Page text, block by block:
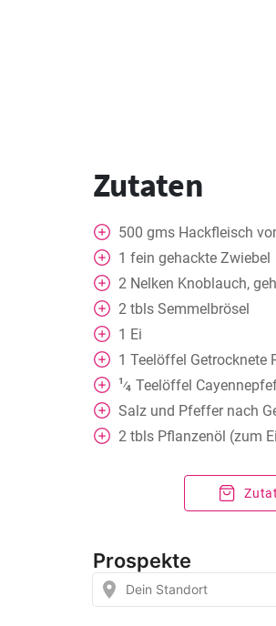
Zutaten
500 gms Hackfleisch
1 fein gehackte Zwiebel
2 Nelken Knoblauch,
2 tbls Semmelbrösel
1 Ei
1 Teelöffel Getrocknete
1⁄4 Teelöffel
Salz und Pfeffer nach
2 tbls Pflanzenöl (zum